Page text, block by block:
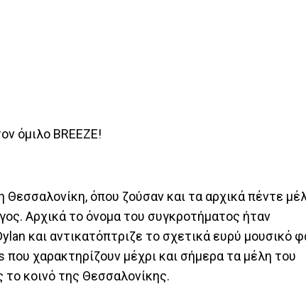
όμιλο BREEZE!
όπου ζούσαν και τα αρχικά πέντε
Αρχικά το όνομα του συγκροτήματος ήταν
και αντικατόπτριζε το σχετικά ευρύ μουσικό
χαρακτηρίζουν μέχρι και σήμερα τα μέλη του
κοινό της Θεσσαλονίκης.